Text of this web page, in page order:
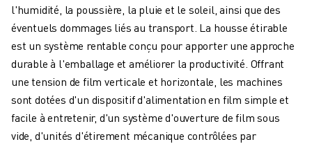
l'humidité, la poussière, la pluie et le soleil, ainsi que des
éventuels dommages liés au transport. La housse étirable
est un système rentable conçu pour apporter une approche
durable à l'emballage et améliorer la productivité. Offrant
une tension de film verticale et horizontale, les machines
sont dotées d'un dispositif d'alimentation en film simple et
facile à entretenir, d'un système d'ouverture de film sous
vide, d'unités d'étirement mécanique contrôlées par